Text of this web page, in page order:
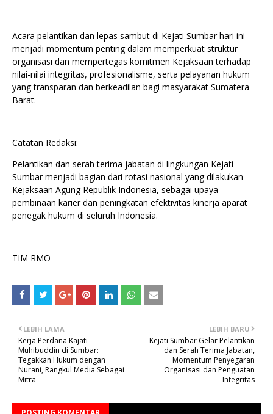
Acara pelantikan dan lepas sambut di Kejati Sumbar hari ini
menjadi momentum penting dalam memperkuat struktur
organisasi dan mempertegas komitmen Kejaksaan terhadap
nilai-nilai integritas, profesionalisme, serta pelayanan hukum
yang transparan dan berkeadilan bagi masyarakat Sumatera
Barat.
Catatan Redaksi:
Pelantikan dan serah terima jabatan di lingkungan Kejati
Sumbar menjadi bagian dari rotasi nasional yang dilakukan
Kejaksaan Agung Republik Indonesia, sebagai upaya
pembinaan karier dan peningkatan efektivitas kinerja aparat
penegak hukum di seluruh Indonesia.
TIM RMO
LEBIH BARU
Kejati Sumbar Gelar Pelantikan
dan Serah Terima Jabatan,
Momentum Penyegaran
Organisasi dan Penguatan
Integritas
LEBIH LAMA
Kerja Perdana Kajati
Muhibuddin di Sumbar:
Tegakkan Hukum dengan
Nurani, Rangkul Media Sebagai
Mitra